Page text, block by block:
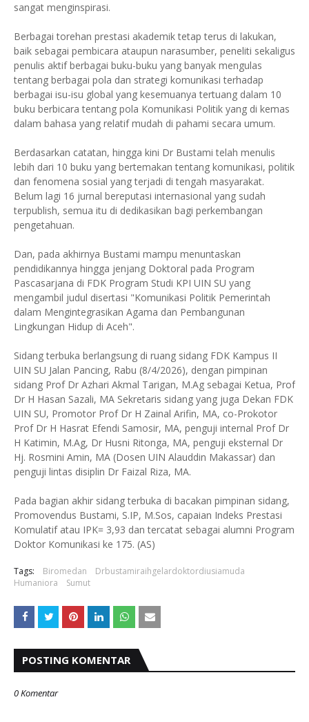
sangat menginspirasi.
Berbagai torehan prestasi akademik tetap terus di lakukan,
baik sebagai pembicara ataupun narasumber, peneliti sekaligus
penulis aktif berbagai buku-buku yang banyak mengulas
tentang berbagai pola dan strategi komunikasi terhadap
berbagai isu-isu global yang kesemuanya tertuang dalam 10
buku berbicara tentang pola Komunikasi Politik yang di kemas
dalam bahasa yang relatif mudah di pahami secara umum.
Berdasarkan catatan, hingga kini Dr Bustami telah menulis
lebih dari 10 buku yang bertemakan tentang komunikasi, politik
dan fenomena sosial yang terjadi di tengah masyarakat.
Belum lagi 16 jurnal bereputasi internasional yang sudah
terpublish, semua itu di dedikasikan bagi perkembangan
pengetahuan.
Dan, pada akhirnya Bustami mampu menuntaskan
pendidikannya hingga jenjang Doktoral pada Program
Pascasarjana di FDK Program Studi KPI UIN SU yang
mengambil judul disertasi "Komunikasi Politik Pemerintah
dalam Mengintegrasikan Agama dan Pembangunan
Lingkungan Hidup di Aceh".
Sidang terbuka berlangsung di ruang sidang FDK Kampus II
UIN SU Jalan Pancing, Rabu (8/4/2026), dengan pimpinan
sidang Prof Dr Azhari Akmal Tarigan, M.Ag sebagai Ketua, Prof
Dr H Hasan Sazali, MA Sekretaris sidang yang juga Dekan FDK
UIN SU, Promotor Prof Dr H Zainal Arifin, MA, co-Prokotor
Prof Dr H Hasrat Efendi Samosir, MA, penguji internal Prof Dr
H Katimin, M.Ag, Dr Husni Ritonga, MA, penguji eksternal Dr
Hj. Rosmini Amin, MA (Dosen UIN Alauddin Makassar) dan
penguji lintas disiplin Dr Faizal Riza, MA.
Pada bagian akhir sidang terbuka di bacakan pimpinan sidang,
Promovendus Bustami, S.IP, M.Sos, capaian Indeks Prestasi
Komulatif atau IPK= 3,93 dan tercatat sebagai alumni Program
Doktor Komunikasi ke 175. (AS)
Tags: Biromedan
Drbustamiraihgelardoktordiusiamuda
Humaniora
Sumut
POSTING KOMENTAR
0 Komentar